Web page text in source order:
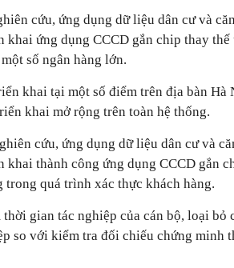
cứu, ứng dụng dữ liệu dân cư và
khai ứng dụng CCCD gắn chip thay thế
số ngân hàng lớn.
khai tại một số điểm trên địa bàn Hà
khai mở rộng trên toàn hệ thống.
cứu, ứng dụng dữ liệu dân cư và
khai thành công ứng dụng CCCD gắn
trong quá trình xác thực khách hàng.
gian tác nghiệp của cán bộ, loại bỏ
so với kiểm tra đối chiếu chứng minh